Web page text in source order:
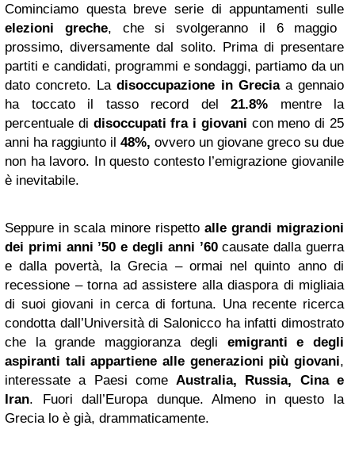
Cominciamo questa breve serie di appuntamenti sulle
elezioni greche, che si svolgeranno il 6 maggio
prossimo, diversamente dal solito. Prima di presentare
partiti e candidati, programmi e sondaggi, partiamo da un
dato concreto. Ladisoccupazione in Greciaa gennaio
ha toccato il tasso record del 21.8% mentre la
percentuale di disoccupati fra i giovani con meno di 25
anni ha raggiunto il 48%, ovvero un giovane greco su due
non ha lavoro. In questo contesto l’emigrazione giovanile
è inevitabile.
Seppure in scala minore rispetto alle grandi migrazioni
dei primi anni ’50 e degli anni ’60causate dalla guerra
e dalla povertà, la Grecia – ormai nel quinto anno di
recessione – torna ad assistere alla diaspora di migliaia
di suoi giovani in cerca di fortuna. Una recente ricerca
condotta dall’Università di Salonicco ha infatti dimostrato
che la grande maggioranza degli emigranti e degli
aspiranti tali appartiene alle generazioni più giovani,
interessate a Paesi comeAustralia, Russia, Cina e
Iran. Fuori dall’Europa dunque. Almeno in questo la
Grecia lo è già, drammaticamente.